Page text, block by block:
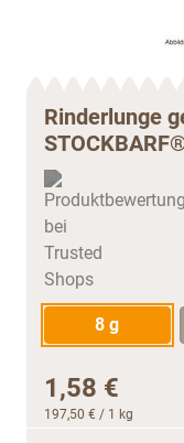
Rinderlunge
8 g
1,58 €
197,50 € / 1 kg